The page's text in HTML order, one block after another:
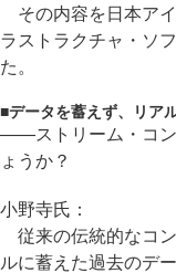
その内容を日本ア
ラストラクチャ・ソ
た。
■データを蓄えず、リア
――ストリーム・コン
ょうか？
小野寺氏：
従来の伝統的なコ
ルに蓄えた過去のデ